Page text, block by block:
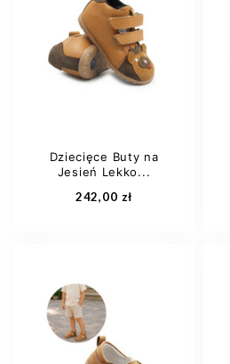
Dziecięce Buty na
Jesień Lekko...
242,00 zł
22